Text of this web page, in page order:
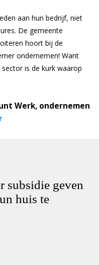
aan hun bedrijf, niet
De gemeente
hoort bij de
ondernemen! Want
is de kurk waarop
Werk, ondernemen
subsidie geven
huis te